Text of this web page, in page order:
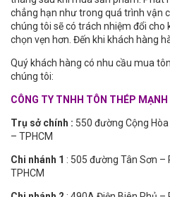
chẳng hạn như trong quá trình vận
chúng tôi sẽ có trách nhiệm đổi
chọn vẹn hơn. Đến khi khách hàng
Quý khách hàng có nhu cầu mua
chúng tôi:
CÔNG TY TNHH TÔN THÉP
Trụ sở chính : 550 đường Cộng
– TPHCM
Chi nhánh 1 : 505 đường Tân Sơn –
TPHCM